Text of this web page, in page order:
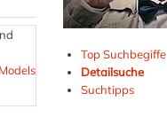
Top Suchbegiffe
Detailsuche
Suchtipps